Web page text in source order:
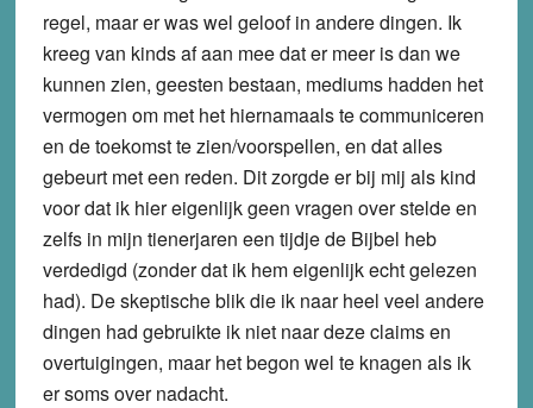
regel, maar er was wel geloof in andere dingen. Ik
kreeg van kinds af aan mee dat er meer is dan we
kunnen zien, geesten bestaan, mediums hadden het
vermogen om met het hiernamaals te communiceren
en de toekomst te zien/voorspellen, en dat alles
gebeurt met een reden. Dit zorgde er bij mij als kind
voor dat ik hier eigenlijk geen vragen over stelde en
zelfs in mijn tienerjaren een tijdje de Bijbel heb
verdedigd (zonder dat ik hem eigenlijk echt gelezen
had). De skeptische blik die ik naar heel veel andere
dingen had gebruikte ik niet naar deze claims en
overtuigingen, maar het begon wel te knagen als ik
er soms over nadacht.